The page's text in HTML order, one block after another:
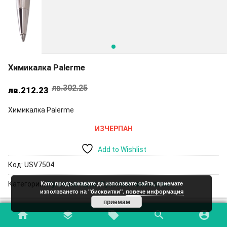
home layers local_offer search account_circle
Химикалка Palerme
лв.302.25Original
лв.212.23
Текущата
Химикалка Palerme
ИЗЧЕРПАН
Add to Wishlist
Код: USV7504
Категории:Луксозни идеи,Луксозни химикалки
Като продължавате да използвате сайта, приемате
използването на "бисквитки". повече информация
приемам